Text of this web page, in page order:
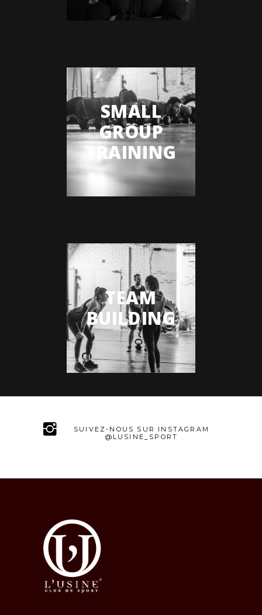
SMALL
GROUP
TRAINING
TEAM
BUILDING
SUIVEZ-NOUS SUR INSTAGRAM
@LUSINE_SPORT